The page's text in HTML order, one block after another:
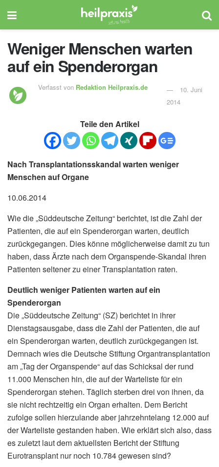
Weniger Menschen warten
auf ein Spenderorgan
Verfasst von Redaktion Heilpraxis.de
10. Juni
2014
Teile den Artikel
Nach Transplantationsskandal warten weniger
Menschen auf Organe
10.06.2014
Wie die „Süddeutsche Zeitung“ berichtet, ist die Zahl der
Patienten, die auf ein Spenderorgan warten, deutlich
zurückgegangen. Dies könne möglicherweise damit zu tun
haben, dass Ärzte nach dem Organspende-Skandal ihren
Patienten seltener zu einer Transplantation raten.
Deutlich weniger Patienten warten auf ein
Spenderorgan
Die „Süddeutsche Zeitung“ (SZ) berichtet in ihrer
Dienstagsausgabe, dass die Zahl der Patienten, die auf
ein Spenderorgan warten, deutlich zurückgegangen ist.
Demnach wies die Deutsche Stiftung Organtransplantation
am „Tag der Organspende“ auf das Schicksal der rund
11.000 Menschen hin, die auf der Warteliste für ein
Spenderorgan stehen. Täglich sterben drei von ihnen, da
sie nicht rechtzeitig ein Organ erhalten. Dem Bericht
zufolge sollen hierzulande aber jahrzehntelang 12.000 auf
der Warteliste gestanden haben. Wie erklärt sich also, dass
es zuletzt laut dem aktuellsten Bericht der Stiftung
Eurotransplant nur noch 10.784 gewesen sind?